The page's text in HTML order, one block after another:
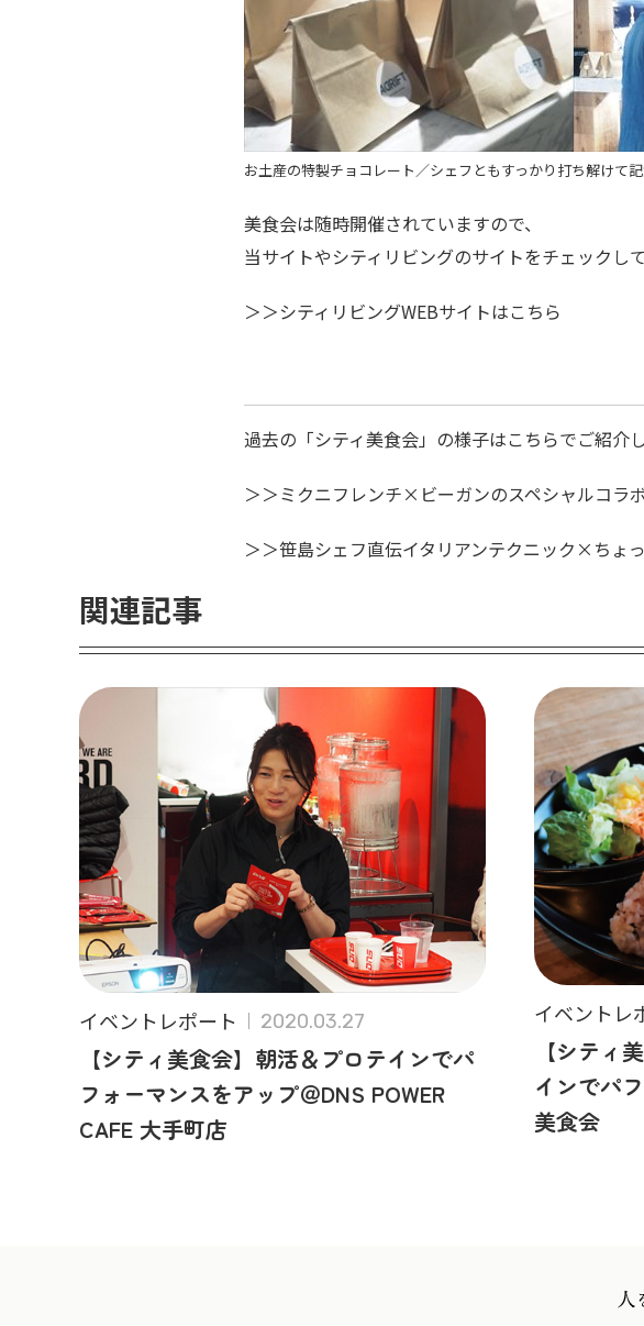
お土産の特製チョコレート／シェフともすっかり打ち解けて
美食会は随時開催されていますので、
当サイトやシティリビングのサイトをチェックし
＞＞シティリビングWEBサイトはこちら
過去の「シティ美食会」の様子はこちらでご紹介
＞＞ミクニフレンチ×ビーガンのスペシャルコラ
＞＞笹島シェフ直伝イタリアンテクニック×ちょ
関連記事
イベントレポート 2020.03.27
【シティ美食会】朝活＆プロテインでパ
フォーマンスをアップ＠DNS POWER
CAFE 大手町店
イベントレ
【シティ
インでパ
美食会